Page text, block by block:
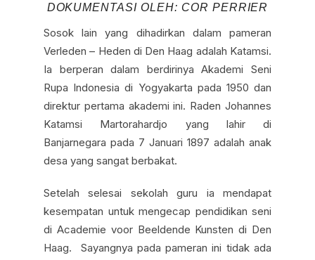
DOKUMENTASI OLEH: COR PERRIER
Sosok lain yang dihadirkan dalam pameran
Verleden – Heden di Den Haag adalah Katamsi.
Ia berperan dalam berdirinya Akademi Seni
Rupa Indonesia di Yogyakarta pada 1950 dan
direktur pertama akademi ini. Raden Johannes
Katamsi Martorahardjo yang lahir di
Banjarnegara pada 7 Januari 1897 adalah anak
desa yang sangat berbakat.
Setelah selesai sekolah guru ia mendapat
kesempatan untuk mengecap pendidikan seni
di Academie voor Beeldende Kunsten di Den
Haag. Sayangnya pada pameran ini tidak ada